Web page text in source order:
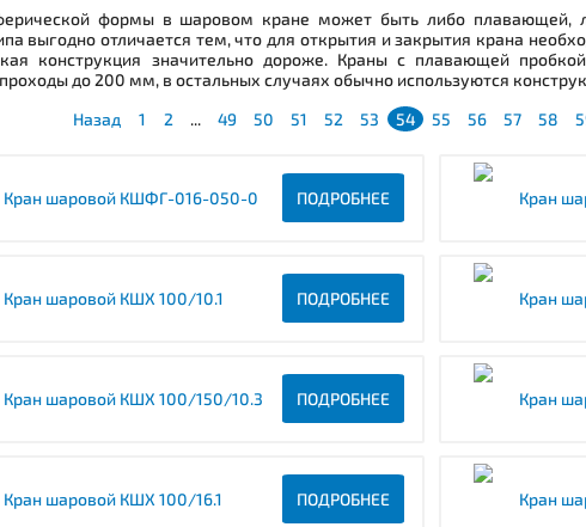
формы в шаровом кране может быть либо плавающей,
выгодно отличается тем, что для открытия и закрытия крана
конструкция значительно дороже. Краны с плавающей
до 200 мм, в остальных случаях обычно используются
Назад
1 2 ... 49 50 51 52 53 54 55 56 57 58
Кран шаровой КШФГ-016-050-0 ПОДРОБНЕЕ Кран
Кран шаровой КШХ 100/10.1 ПОДРОБНЕЕ Кран
Кран шаровой КШХ 100/150/10.3 ПОДРОБНЕЕ Кран
Кран шаровой КШХ 100/16.1 ПОДРОБНЕЕ Кран